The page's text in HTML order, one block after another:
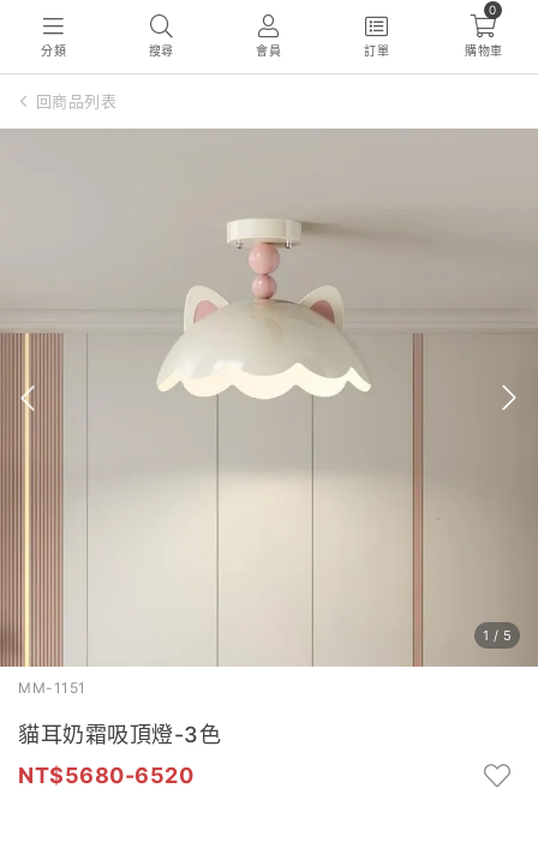
分類 搜尋 會員 訂單
0
購物車
回商品列表
1 / 5
MM-1151
貓耳奶霜吸頂燈-3色
5680-6520